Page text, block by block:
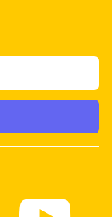
youtube